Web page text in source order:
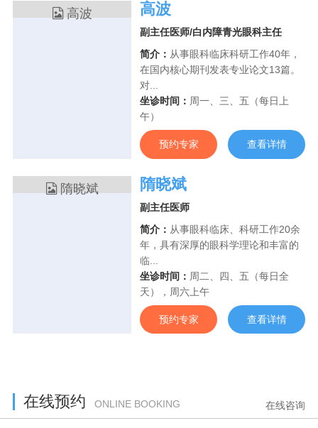
高波
副主任医师/白内障青光眼科主任
简介： 从事眼科临床科研工作40年，
在国内核心期刊发表专业论文13篇。
对...
坐诊时间： 周一、三、五（每日上
午）
预约专家 查看详情
隋晓斌
副主任医师
简介： 从事眼科临床、科研工作20余
年，具有深厚的眼科学理论和丰富的
临...
坐诊时间： 周二、四、五（每日全
天），周六上午
预约专家 查看详情
在线预约 ONLINE BOOKING 在线咨询